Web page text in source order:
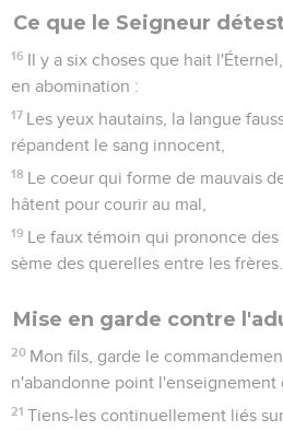
Ce que le Seigneur
16 Il y a six choses que hait
en abomination :
17 Les yeux hautains, la langue
répandent le sang innocent,
18 Le coeur qui forme de mauvais
hâtent pour courir au mal,
19 Le faux témoin qui prononce
sème des querelles entre les frères.
Mise en garde contre
20 Mon fils, garde le
n'abandonne point l'enseignement
21 Tiens-les continuellement liés